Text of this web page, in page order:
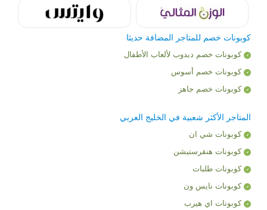
كوبونات خصم للمتاجر المضافة حديثا
كوبونات خصم دبدوب لألعاب الأطفال
كوبونات خصم أسوس
كوبونات خصم جاهز
المتاجر الأكثر شعبية في الخليج العربي
كوبونات شي ان
كوبونات هنقرستيشن
كوبونات طلبات
كوبونات نايس ون
كوبونات اي هيرب